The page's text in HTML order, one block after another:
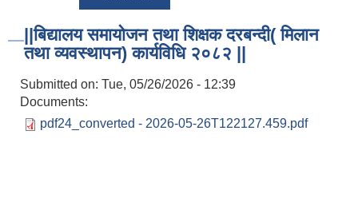
||बिद्यालय समायोजन तथा शिक्षक दरबन्दी( मिलान
तथा व्यवस्थापन) कार्यविधि २०८२ ||
Submitted on: Tue, 05/26/2026 - 12:39
Documents:
pdf24_converted - 2026-05-26T122127.459.pdf